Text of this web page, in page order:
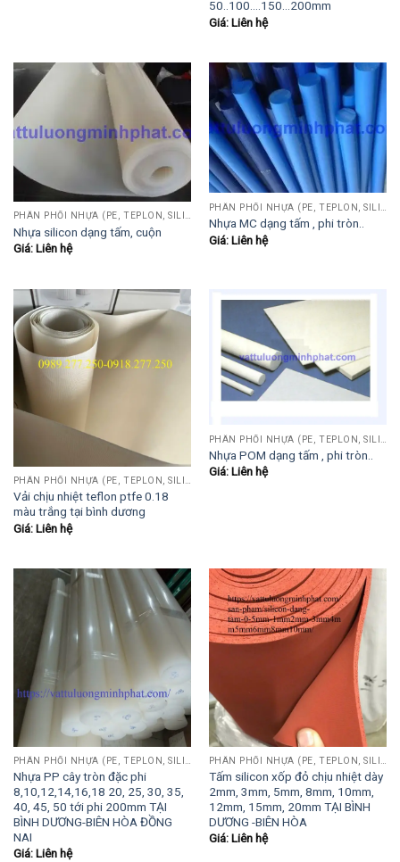
50..100….150…200mm
Giá: Liên hệ
Nhựa silicon dạng tấm, cuộn
Giá: Liên hệ
Nhựa MC dạng tấm , phi tròn..
Giá: Liên hệ
PHÂN PHỐI NHỰA (PE, TEPLON, SILICON, PHÍP CÁCH ĐIỆN, POM...)
Vải chịu nhiệt teflon ptfe 0.18
màu trắng tại bình dương
Giá: Liên hệ
Nhựa POM dạng tấm , phi tròn..
Giá: Liên hệ
Nhựa PP cây tròn đặc phi
8,10,12,14,16,18 20, 25, 30, 35,
40, 45, 50 tới phi 200mm TẠI
BÌNH DƯƠNG-BIÊN HÒA ĐỒNG
NAI
Giá: Liên hệ
Tấm silicon xốp đỏ chịu nhiệt dày
2mm, 3mm, 5mm, 8mm, 10mm,
12mm, 15mm, 20mm TẠI BÌNH
DƯƠNG -BIÊN HÒA
Giá: Liên hệ